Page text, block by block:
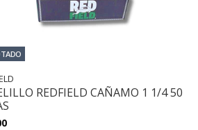
REDFIELD CAÑAMO 1 1/4 50